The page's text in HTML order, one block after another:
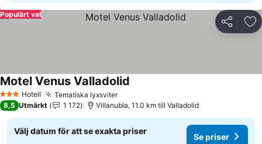
Dela
Populärt val
3 StjärnorHotell Tematiska lyxsviter
Motel Venus Valladolid
8,5 Utmärkt 1 172 Villanubla, 11.0 km till Valladolid
Välj datum för att se exakta priser
Se priser